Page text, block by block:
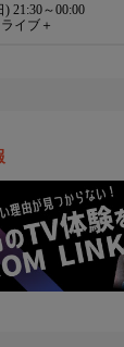
) 21:30～00:00
イブ＋